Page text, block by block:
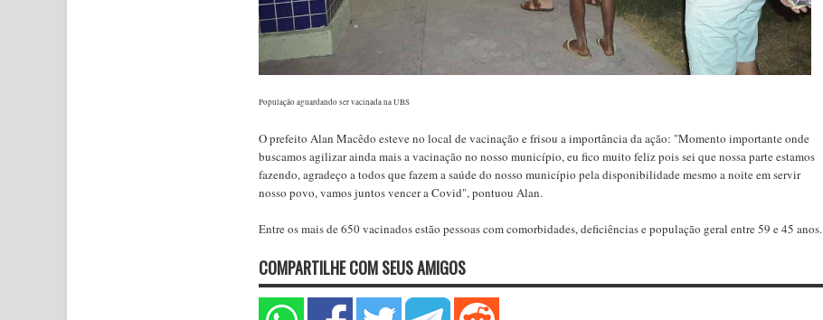
População aguardando ser vacinada na UBS
O prefeito Alan Macêdo esteve no local de vacinação e frisou a importância da ação: "Momento importante onde
buscamos agilizar ainda mais a vacinação no nosso município, eu fico muito feliz pois sei que nossa parte estamos
fazendo, agradeço a todos que fazem a saúde do nosso município pela disponibilidade mesmo a noite em servir
nosso povo, vamos juntos vencer a Covid", pontuou Alan.
Entre os mais de 650 vacinados estão pessoas com comorbidades, deficiências e população geral entre 59 e 45 anos.
COMPARTILHE COM SEUS AMIGOS